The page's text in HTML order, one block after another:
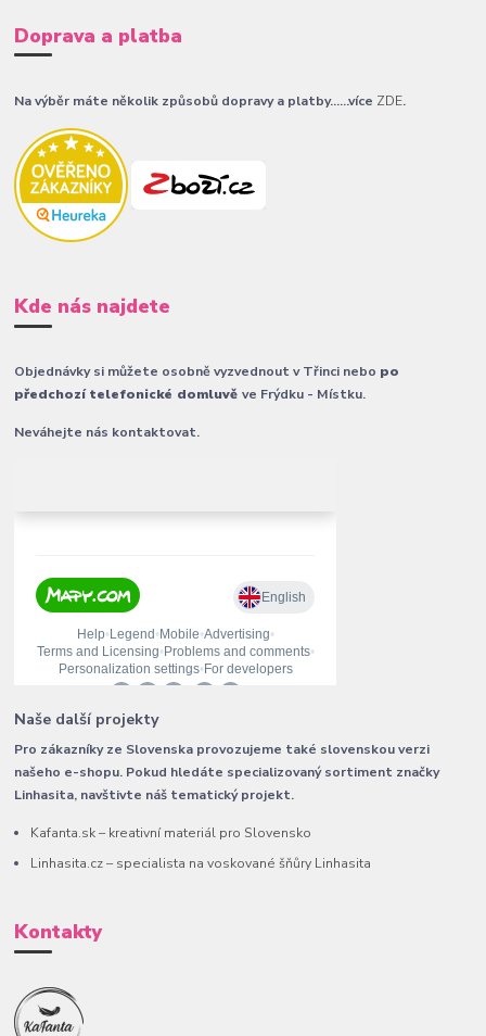
Doprava a platba
Na výběr máte několik způsobů dopravy a platby......více ZDE.
Kde nás najdete
Objednávky si můžete osobně vyzvednout v Třinci nebo po
předchozí telefonické domluvěve Frýdku - Místku.
Neváhejte nás kontaktovat.
Naše další projekty
Pro zákazníky ze Slovenska provozujeme také slovenskou verzi
našeho e-shopu. Pokud hledáte specializovaný sortiment značky
Linhasita, navštivte náš tematický projekt.
Kafanta.sk – kreativní materiál pro Slovensko
Linhasita.cz – specialista na voskované šňůry Linhasita
Kontakty